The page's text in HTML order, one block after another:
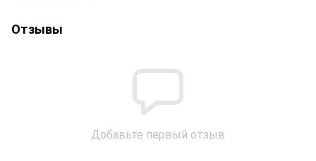
Отзывы
Добавьте первый отзыв